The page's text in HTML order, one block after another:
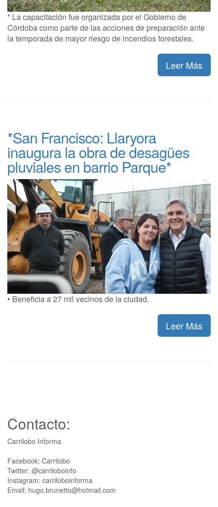
* La capacitación fue organizada por el Gobierno de
Córdoba como parte de las acciones de preparación ante
la temporada de mayor riesgo de incendios forestales.
Leer Más
*San Francisco: Llaryora
inaugura la obra de desagües
pluviales en barrio Parque*
• Beneficia a 27 mil vecinos de la ciudad.
Leer Más
Contacto:
Carrilobo Informa
Facebook: Carrilobo
Twitter: @carriloboinfo
Instagram: carriloboinforma
Email: hugo.brunetto@hotmail.com